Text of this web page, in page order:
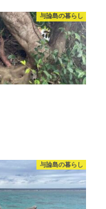
与論島の暮らし
与論島の暮らし